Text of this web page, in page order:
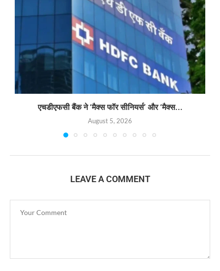
एचडीएफसी बैंक ने ‘मैक्स फॉर सीनियर्स’ और ‘मैक्स...
August 5, 2026
LEAVE A COMMENT